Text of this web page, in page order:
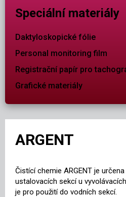
Speciální materiály
Daktyloskopické fólie
Personal monitoring film
Registrační papír pro
Grafické materiály
ARGENT
Čistící chemie ARGENT je
ustalovacích sekcí u
je pro použití do vodních sekcí.